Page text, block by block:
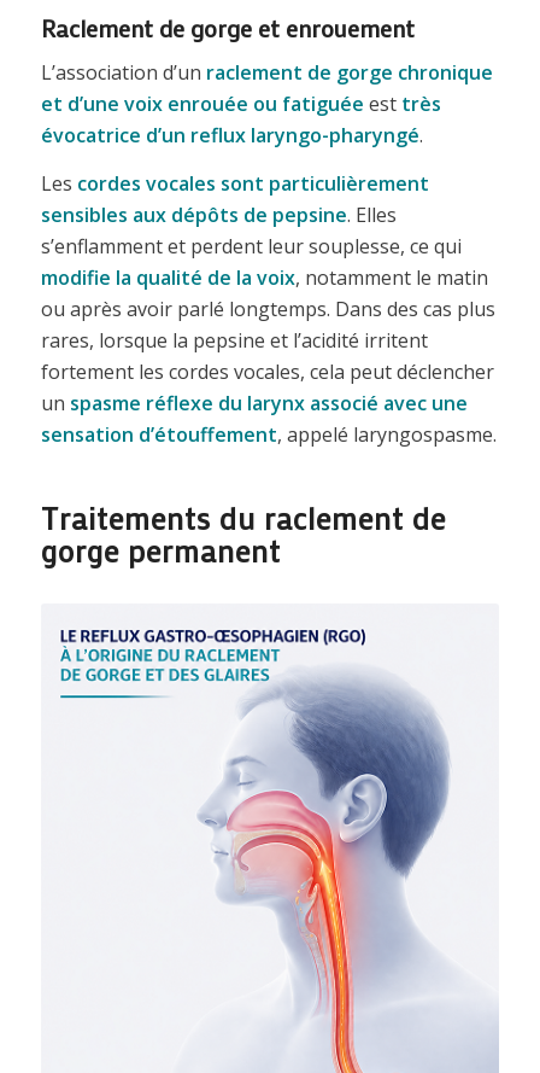
Raclement de gorge et enrouement
L’association d’un raclement de gorge chronique
et d’une voix enrouée ou fatiguée est très
évocatrice d’un reflux laryngo-pharyngé.
Les cordes vocales sont particulièrement
sensibles aux dépôts de pepsine. Elles
s’enflamment et perdent leur souplesse, ce qui
modifie la qualité de la voix, notamment le matin
ou après avoir parlé longtemps. Dans des cas plus
rares, lorsque la pepsine et l’acidité irritent
fortement les cordes vocales, cela peut déclencher
un spasme réflexe du larynx associé avec une
sensation d’étouffement, appelé laryngospasme.
Traitements du raclement de
gorge permanent